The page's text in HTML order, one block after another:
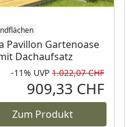
Pavillon Gartenoase
Dachaufsatz
-11% UVP 1.022,07 CHF
909,33 CHF
Zum Produkt